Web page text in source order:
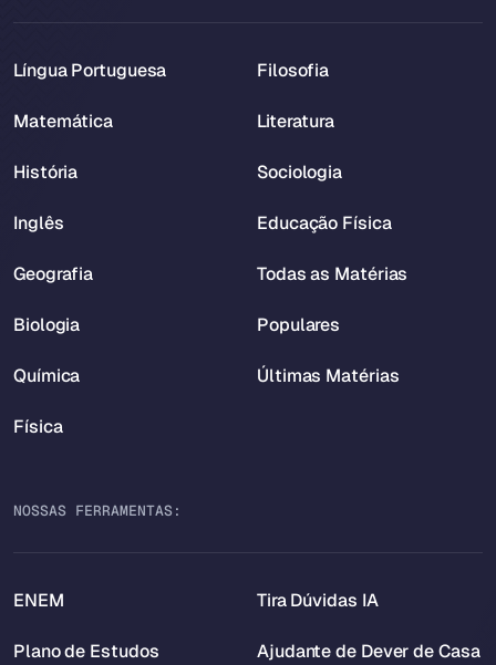
Língua Portuguesa
Matemática
História
Inglês
Geografia
Biologia
Química
Física
Filosofia
Literatura
Sociologia
Educação Física
Todas as Matérias
Populares
Últimas Matérias
NOSSAS FERRAMENTAS:
ENEM
Plano de Estudos
Tira Dúvidas IA
Ajudante de Dever de Casa